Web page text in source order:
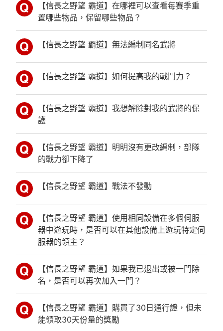
【信長之野望 霸道】在哪裡可以查看每賽季重
置哪些物品，保留哪些物品？
【信長之野望 覇道】無法編制同名武將
【信長之野望 霸道】如何提高我的戰鬥力？
【信長之野望 霸道】我想解除對我的武將的保
護
【信長之野望 霸道】明明沒有更改編制，部隊
的戰力卻下降了
【信長之野望 霸道】戰法不發動
【信長之野望 霸道】使用相同設備在多個伺服
器中遊玩時，是否可以在其他設備上遊玩特定伺
服器的領主？
【信長之野望 霸道】如果我已退出或被一門除
名，是否可以再次加入一門？
【信長之野望 霸道】購買了30日通行證，但未
能領取30天份量的獎勵